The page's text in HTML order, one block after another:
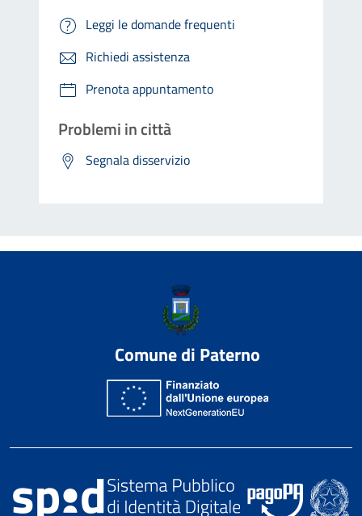
Leggi le domande frequenti
Richiedi assistenza
Prenota appuntamento
Problemi in città
Segnala disservizio
Comune di Paterno